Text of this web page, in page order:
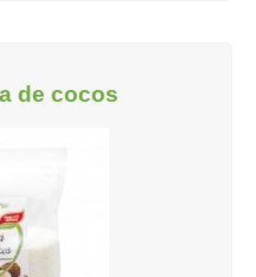
de cocos